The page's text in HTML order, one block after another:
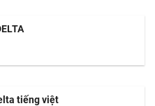
tiếng việt